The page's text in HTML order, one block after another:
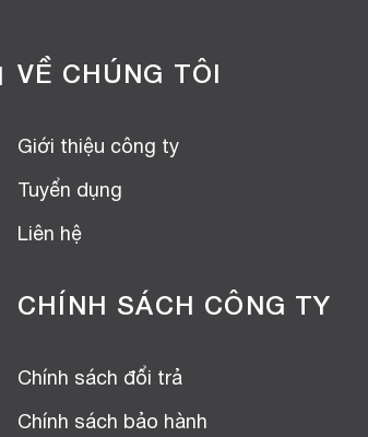
VỀ CHÚNG TÔI
Giới thiệu công ty
Tuyển dụng
Liên hệ
CHÍNH SÁCH CÔNG TY
Chính sách đổi trả
Chính sách bảo hành